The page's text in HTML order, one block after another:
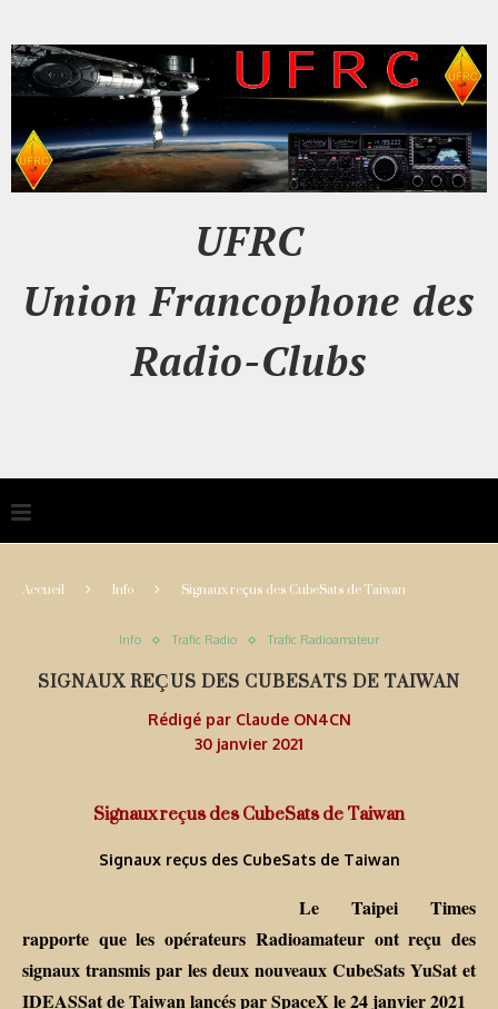
UFRC
Union Francophone des
Radio-Clubs
Accueil Info Signaux reçus des CubeSats de Taiwan
Info Trafic Radio Trafic Radioamateur
SIGNAUX REÇUS DES CUBESATS DE TAIWAN
Rédigé par Claude ON4CN
30 janvier 2021
Signaux reçus des CubeSats de Taiwan
Signaux reçus des CubeSats de Taiwan
Le Taipei Times
rapporte que les opérateurs Radioamateur ont reçu des
signaux transmis par les deux nouveaux CubeSats YuSat et
IDEASSat de Taiwan lancés par SpaceX le 24 janvier 2021